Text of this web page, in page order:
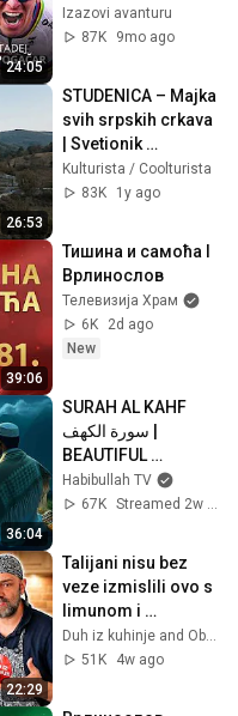
24:05
svetu | Tadej
Pogačar Coffee
Avanturu
Izazovi avanturu
87K
9mo ago
26:53
STUDENICA – Majka
svih srpskih crkava
| Svetionik
pravoslavlja
Kulturista / Coolturista
83K
1y ago
39:06
Тишина и самоћа I
Врлинослов
Телевизија Храм
6K
2d ago
New
36:04
SURAH AL KAHF
سورة الكهف |
BEAUTIFUL
CALMING
RECITATION TO
TV
Habibullah TV
67K
Streamed 2w ago
22:29
Talijani nisu bez
veze izmislili ovo s
limunom i
maslacem
Duh iz kuhinje and Obiteljska kužina by Ivo Kronja
51K
4w ago